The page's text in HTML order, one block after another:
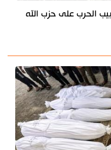
الحرب على حزب الله